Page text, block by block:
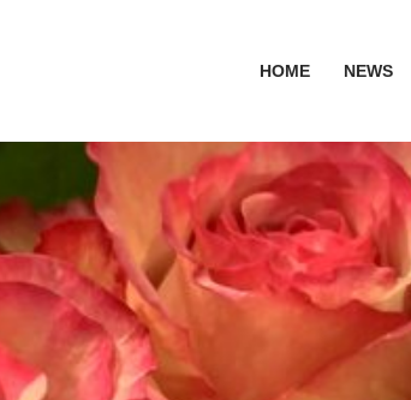
HOME NEWS